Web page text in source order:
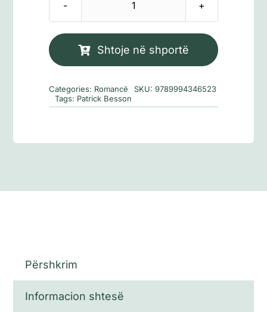
Sasi
Shtoje në shportë
Categories: Romancë SKU:9789994346523
Tags: Patrick Besson
Përshkrim
Informacion shtesë